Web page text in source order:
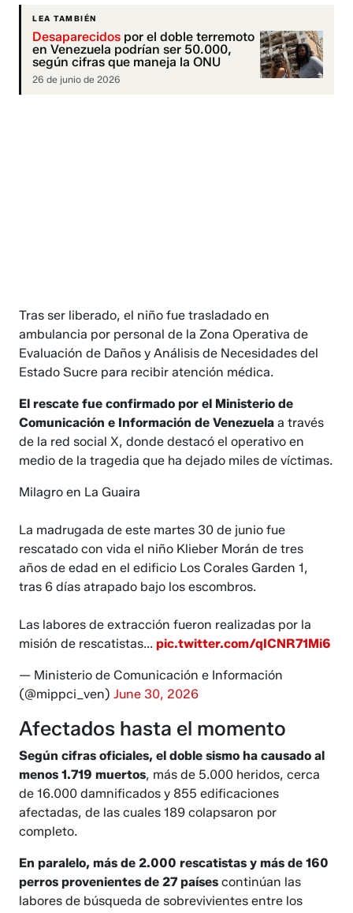
LEA TAMBIÉN
Desaparecidos por el doble terremoto
en Venezuela podrían ser 50.000,
según cifras que maneja la ONU
26 de junio de 2026
Tras ser liberado, el niño fue trasladado en
ambulancia por personal de la Zona Operativa de
Evaluación de Daños y Análisis de Necesidades del
Estado Sucre para recibir atención médica.
El rescate fue confirmado por el Ministerio de
Comunicación e Información de Venezuela a través
de la red social X, donde destacó el operativo en
medio de la tragedia que ha dejado miles de víctimas.
Milagro en La Guaira
La madrugada de este martes 30 de junio fue
rescatado con vida el niño Klieber Morán de tres
años de edad en el edificio Los Corales Garden 1,
tras 6 días atrapado bajo los escombros.
Las labores de extracción fueron realizadas por la
misión de rescatistas...pic.twitter.com/qICNR71Mi6
— Ministerio de Comunicación e Información
(@mippci_ven)June 30, 2026
Afectados hasta el momento
Según cifras oficiales, el doble sismo ha causado al
menos 1.719 muertos, más de 5.000 heridos, cerca
de 16.000 damnificados y 855 edificaciones
afectadas, de las cuales 189 colapsaron por
completo.
En paralelo, más de 2.000 rescatistas y más de 160
perros provenientes de 27 países continúan las
labores de búsqueda de sobrevivientes entre los